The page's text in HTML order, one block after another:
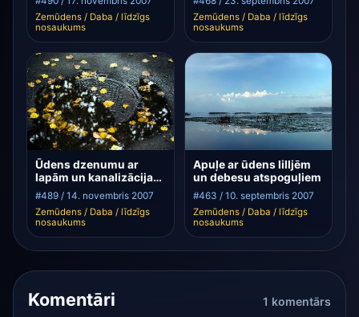
Zemūdens / Daba / līdzīgs
nosaukums
Zemūdens / Daba / līdzīgs
nosaukums
Ūdens dzenumu ar
lapām un kanalizācijas
vāku
#489 / 14. novembris 2007
Zemūdens / Daba / līdzīgs
nosaukums
Apuļe ar ūdens lilljēm
un debesu atspoguļiem
#463 / 10. septembris 2007
Zemūdens / Daba / līdzīgs
nosaukums
Komentāri 1 komentārs